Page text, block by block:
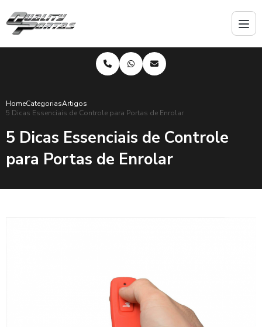
HomeCategoriasArtigos
5 Dicas Essenciais de Controle para Portas de Enrolar
5 Dicas Essenciais de Controle
para Portas de Enrolar